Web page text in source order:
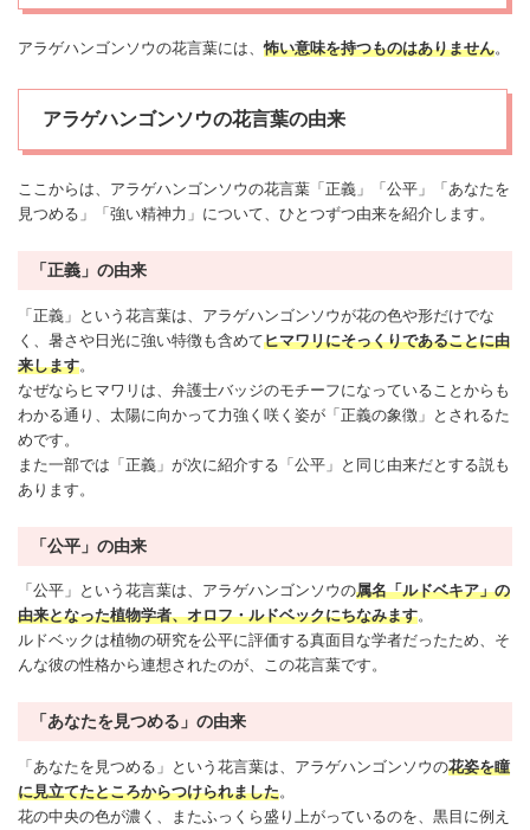
アラゲハンゴンソウの花言葉には、怖い意味を持つものはありません。
アラゲハンゴンソウの花言葉の由来
ここからは、アラゲハンゴンソウの花言葉「正義」「公平」「あなたを
見つめる」「強い精神力」について、ひとつずつ由来を紹介します。
「正義」の由来
「正義」という花言葉は、アラゲハンゴンソウが花の色や形だけでな
く、暑さや日光に強い特徴も含めてヒマワリにそっくりであることに由
来します。
なぜなら ヒマワリ は、弁護士バッジのモチーフになっていることからも
わかる通り、太陽に向かって力強く咲く姿が「正義の象徴」とされるた
めです。
また一部では「正義」が次に紹介する「公平」と同じ由来だとする説も
あります。
「公平」の由来
「公平」という花言葉は、アラゲハンゴンソウの属名「ルドベキア」の
由来となった植物学者、オロフ・ルドベックにちなみます。
ルドベックは植物の研究を公平に評価する真面目な学者だったため、そ
んな彼の性格から連想されたのが、この花言葉です。
「あなたを見つめる」の由来
「あなたを見つめる」という花言葉は、アラゲハンゴンソウの花姿を瞳
に見立てたところからつけられました。
花の中央の色が濃く、またふっくら盛り上がっているのを、黒目に例え